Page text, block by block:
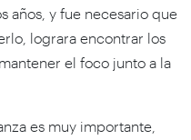
años, y fue necesario que
lograra encontrar los
el foco junto a la
es muy importante,